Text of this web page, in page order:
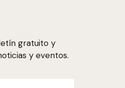
gratuito y
y eventos.